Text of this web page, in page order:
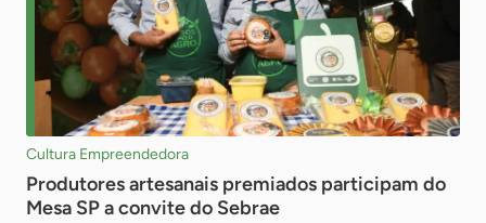
Cultura Empreendedora
Produtores artesanais premiados participam do
Mesa SP a convite do Sebrae